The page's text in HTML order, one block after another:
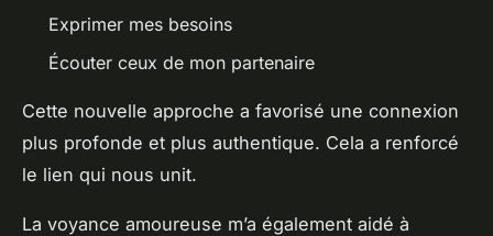
Exprimer mes besoins
Écouter ceux de mon partenaire
Cette nouvelle approche a favorisé une connexion
plus profonde et plus authentique. Cela a renforcé
le lien qui nous unit.
La voyance amoureuse m’a également aidé à